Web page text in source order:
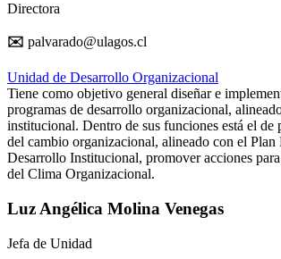
Directora
✉️ palvarado@ulagos.cl
Unidad de Desarrollo Organizacional
Tiene como objetivo general diseñar e
programas de desarrollo organizacional,
institucional. Dentro de sus funciones está el de
del cambio organizacional, alineado con el Plan
Desarrollo Institucional, promover acciones
del Clima Organizacional.
Luz Angélica Molina Venegas
Jefa de Unidad